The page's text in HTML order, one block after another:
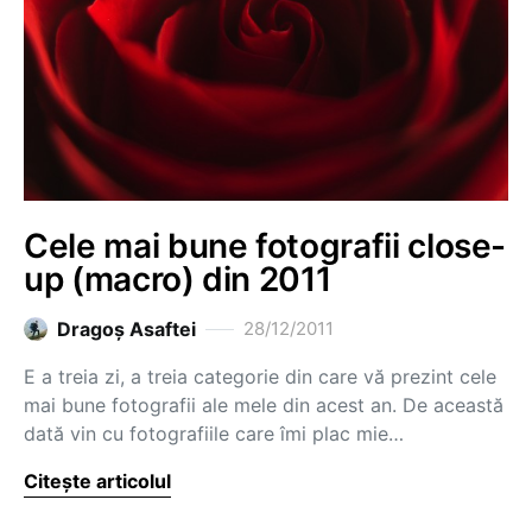
Cele mai bune fotografii close-
up (macro) din 2011
Dragoş Asaftei 28/12/2011
E a treia zi, a treia categorie din care vă prezint cele
mai bune fotografii ale mele din acest an. De această
dată vin cu fotografiile care îmi plac mie…
Citește articolul